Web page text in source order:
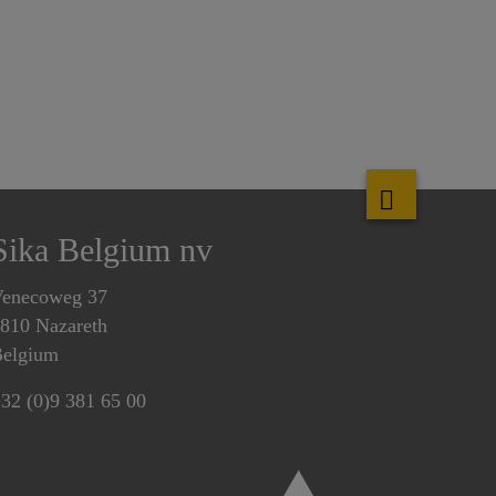
Belgium nv
37
Nazareth
(0)9 381 65 00